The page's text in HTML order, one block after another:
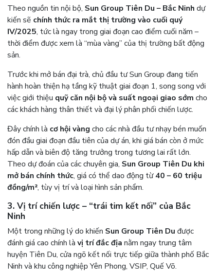
Theo nguồn tin nội bộ, Sun Group Tiên Du – Bắc Ninh dự
kiến sẽ chính thức ra mắt thị trường vào cuối quý
IV/2025, tức là ngay trong giai đoạn cao điểm cuối năm –
thời điểm được xem là “mùa vàng” của thị trường bất động
sản.
Trước khi mở bán đại trà, chủ đầu tư Sun Group đang tiến
hành hoàn thiện hạ tầng kỹ thuật giai đoạn 1, song song với
việc giới thiệu quỹ căn nội bộ và suất ngoại giao sớm cho
các khách hàng thân thiết và đại lý phân phối chiến lược.
Đây chính là cơ hội vàng cho các nhà đầu tư nhạy bén muốn
đón đầu giai đoạn đầu tiên của dự án, khi giá bán còn ở mức
hấp dẫn và biên độ tăng trưởng trong tương lai rất lớn.
Theo dự đoán của các chuyên gia, Sun Group Tiên Du khi
mở bán chính thức, giá có thể dao động từ40 – 60 triệu
đồng/m², tùy vị trí và loại hình sản phẩm.
3. Vị trí chiến lược – “trái tim kết nối” của Bắc
Ninh
Một trong những lý do khiến Sun Group Tiên Du được
đánh giá cao chính là vị trí đắc địa nằm ngay trung tâm
huyện Tiên Du, cửa ngõ kết nối trực tiếp giữa thành phố Bắc
Ninh và khu công nghiệp Yên Phong, VSIP, Quế Võ.